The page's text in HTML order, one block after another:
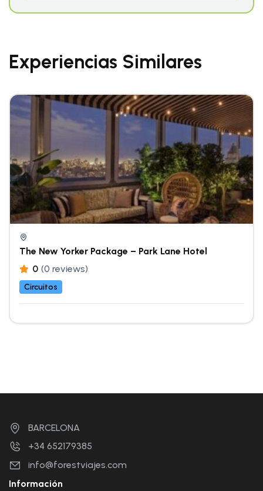
Experiencias Similares
The New Yorker Package – Park Lane Hotel
0 (0 reviews)
Circuitos
BARCELONA
+34 652179385
info@forestviajes.com
Información